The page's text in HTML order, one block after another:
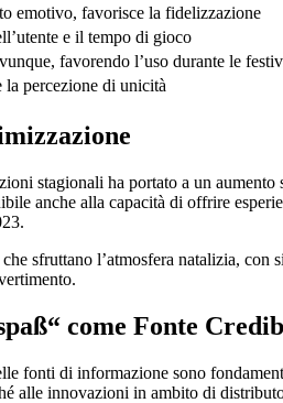
emotivo, favorisce la fidelizzazione
e il tempo di gioco
favorendo l’uso durante le
percezione di unicità
stagionali ha portato a un
anche alla capacità di offrire
sfruttano l’atmosfera natalizia,
come Fonte
fonti di informazione sono
alle innovazioni in ambito di